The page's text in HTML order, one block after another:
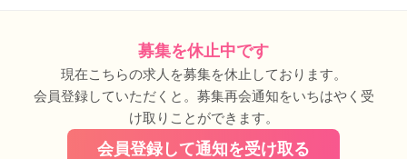
募集を休止中です
現在こちらの求人を募集を休止しております。
会員登録していただくと。募集再会通知をいちはやく受
け取りことができます。
会員登録して通知を受け取る